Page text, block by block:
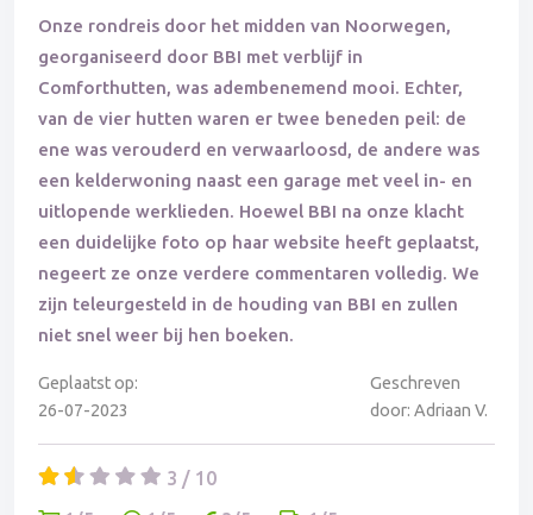
Onze rondreis door het midden van Noorwegen,
georganiseerd door BBI met verblijf in
Comforthutten, was adembenemend mooi. Echter,
van de vier hutten waren er twee beneden peil: de
ene was verouderd en verwaarloosd, de andere was
een kelderwoning naast een garage met veel in- en
uitlopende werklieden. Hoewel BBI na onze klacht
een duidelijke foto op haar website heeft geplaatst,
negeert ze onze verdere commentaren volledig. We
zijn teleurgesteld in de houding van BBI en zullen
niet snel weer bij hen boeken.
Geplaatst op:
26-07-2023
Geschreven
door: Adriaan V.
3 / 10